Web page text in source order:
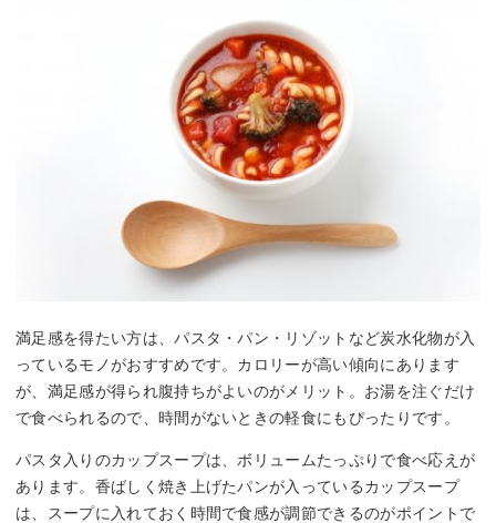
満足感を得たい方は、パスタ・パン・リゾットなど炭水化物が入
っているモノがおすすめです。カロリーが高い傾向にあります
が、満足感が得られ腹持ちがよいのがメリット。お湯を注ぐだけ
で食べられるので、時間がないときの軽食にもぴったりです。
パスタ入りのカップスープは、ボリュームたっぷりで食べ応えが
あります。香ばしく焼き上げたパンが入っているカップスープ
は、スープに入れておく時間で食感が調節できるのがポイントで